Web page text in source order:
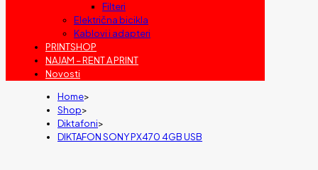
Filteri
Električna bicikla
Kablovi i adapteri
PRINTSHOP
NAJAM – RENT A PRINT
Novosti
Home>
Shop>
Diktafoni>
DIKTAFON SONY PX470 4GB USB